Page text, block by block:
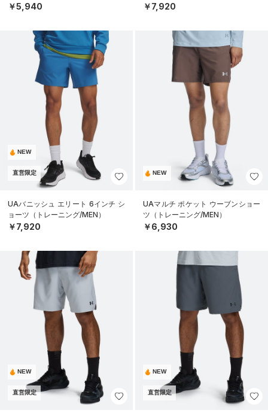
￥5,940 ￥7,920
NEW
直営限定
UAバニッシュ エリート 6インチ シ
ョーツ（トレーニング/MEN）
￥7,920
NEW
UAマルチ ポケット ウーブンショー
ツ（トレーニング/MEN）
￥6,930
NEW
直営限定
NEW
直営限定